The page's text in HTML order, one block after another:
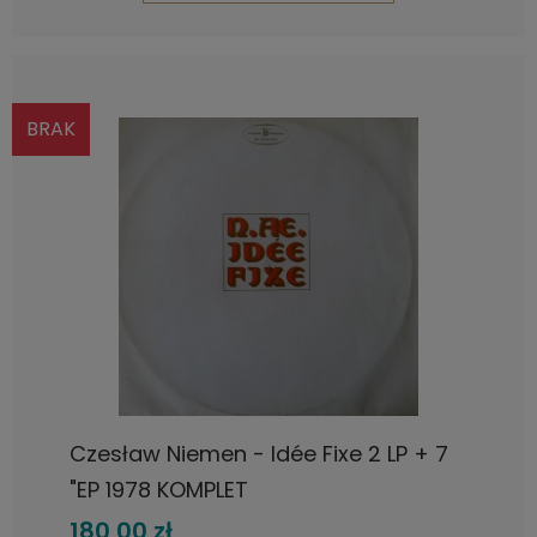
Czesław Niemen - Idée Fixe 2 LP + 7
"EP 1978 KOMPLET
BRAK